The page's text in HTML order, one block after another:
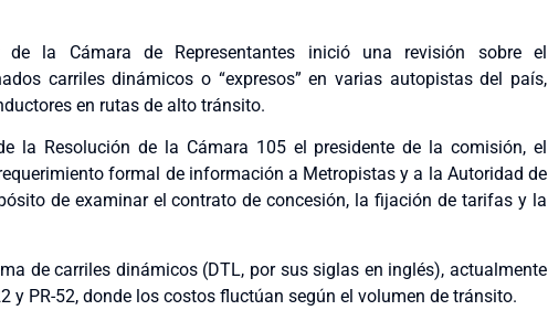
la Cámara de Representantes inició una revisión sobre el
carriles dinámicos o “expresos” en varias autopistas del país,
en rutas de alto tránsito.
la Resolución de la Cámara 105 el presidente de la comisión, el
formal de información a Metropistas y a la Autoridad de
de examinar el contrato de concesión, la fijación de tarifas y la
de carriles dinámicos (DTL, por sus siglas en inglés), actualmente
y PR-52, donde los costos fluctúan según el volumen de tránsito.